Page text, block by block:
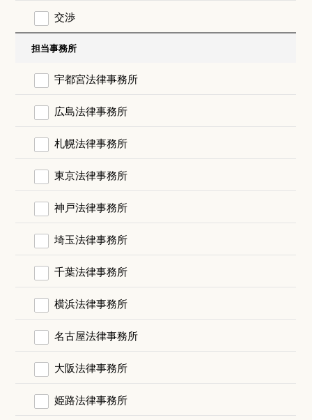
交渉
担当事務所
宇都宮法律事務所
広島法律事務所
札幌法律事務所
東京法律事務所
神戸法律事務所
埼玉法律事務所
千葉法律事務所
横浜法律事務所
名古屋法律事務所
大阪法律事務所
姫路法律事務所